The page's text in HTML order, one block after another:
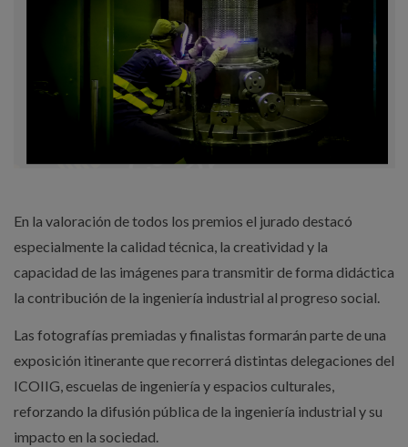
En la valoración de todos los premios el jurado destacó
especialmente la calidad técnica, la creatividad y la
capacidad de las imágenes para transmitir de forma didáctica
la contribución de la ingeniería industrial al progreso social.
Las fotografías premiadas y finalistas formarán parte de una
exposición itinerante que recorrerá distintas delegaciones del
ICOIIG, escuelas de ingeniería y espacios culturales,
reforzando la difusión pública de la ingeniería industrial y su
impacto en la sociedad.